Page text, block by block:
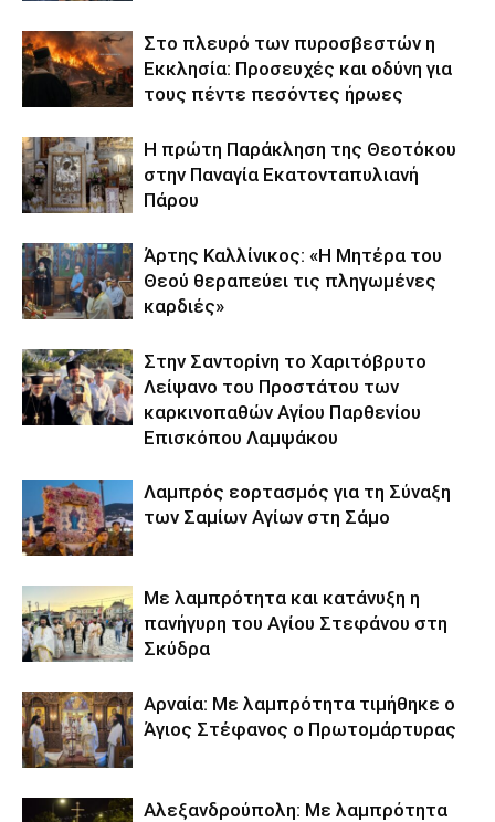
Στο πλευρό των πυροσβεστών η
Εκκλησία: Προσευχές και οδύνη για
τους πέντε πεσόντες ήρωες
Η πρώτη Παράκληση της Θεοτόκου
στην Παναγία Εκατονταπυλιανή
Πάρου
Άρτης Καλλίνικος: «Η Μητέρα του
Θεού θεραπεύει τις πληγωμένες
καρδιές»
Στην Σαντορίνη το Χαριτόβρυτο
Λείψανο του Προστάτου των
καρκινοπαθών Αγίου Παρθενίου
Επισκόπου Λαμψάκου
Λαμπρός εορτασμός για τη Σύναξη
των Σαμίων Αγίων στη Σάμο
Με λαμπρότητα και κατάνυξη η
πανήγυρη του Αγίου Στεφάνου στη
Σκύδρα
Αρναία: Με λαμπρότητα τιμήθηκε ο
Άγιος Στέφανος ο Πρωτομάρτυρας
Αλεξανδρούπολη: Με λαμπρότητα